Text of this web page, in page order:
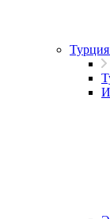
Турция